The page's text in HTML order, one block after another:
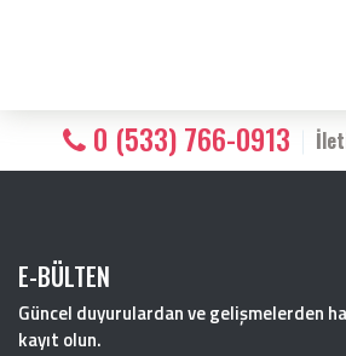
0 (533) 766-0913
E-BÜLTEN
Güncel duyurulardan ve gelişmelerden
kayıt olun.